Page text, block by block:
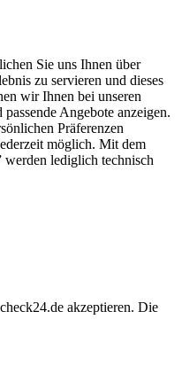
Sie uns Ihnen über
zu servieren und dieses
wir Ihnen bei unseren
Angebote anzeigen.
Präferenzen
möglich. Mit dem
lediglich technisch
akzeptieren. Die